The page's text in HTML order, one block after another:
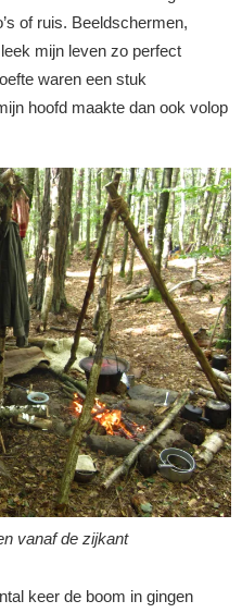
of ruis. Beeldschermen,
mijn leven zo perfect
waren een stuk
hoofd maakte dan ook volop
vanaf de zijkant
keer de boom in gingen